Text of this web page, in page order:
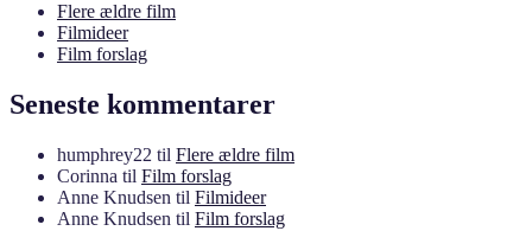
Flere ældre film
Filmideer
Film forslag
Seneste kommentarer
humphrey22 til Flere ældre film
Corinna til Film forslag
Anne Knudsen til Filmideer
Anne Knudsen til Film forslag